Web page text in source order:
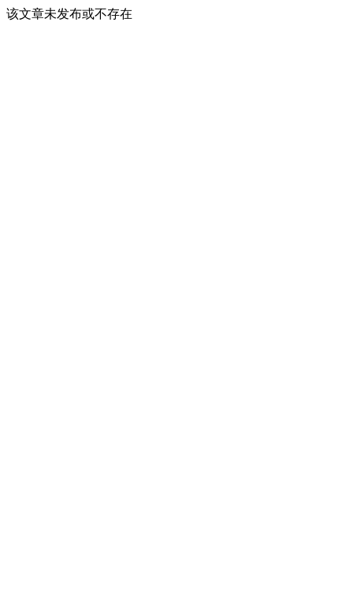
该文章未发布或不存在